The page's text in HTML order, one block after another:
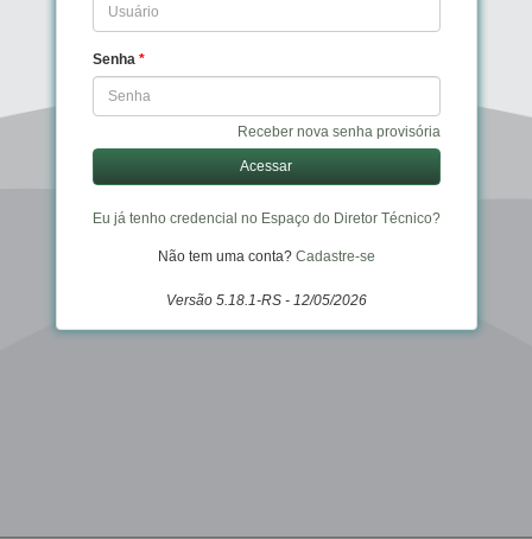
Senha *
Receber nova senha provisória
Acessar
Eu já tenho credencial no Espaço do Diretor Técnico?
Não tem uma conta? Cadastre-se
Versão 5.18.1-RS - 12/05/2026